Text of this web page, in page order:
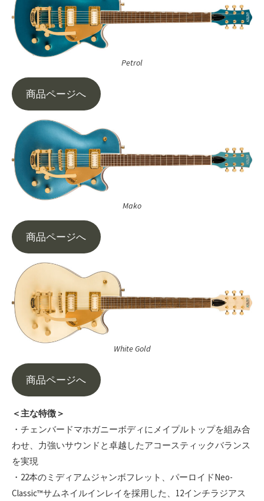
Petrol
商品ページへ
Mako
商品ページへ
White Gold
商品ページへ
＜主な特徴＞
・チェンバードマホガニーボディにメイプルトップを組み合
わせ、力強いサウンドと卓越したアコースティックバランス
を実現
・22本のミディアムジャンボフレット、パーロイドNeo-
Classic™サムネイルインレイを採用した、12インチラジアス